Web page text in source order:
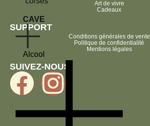
CAVE
Alcool
Art de vivre
Cadeaux
SUPPORT
Conditions générales de vente
Politique de confidentialité
Mentions légales
SUIVEZ-NOUS